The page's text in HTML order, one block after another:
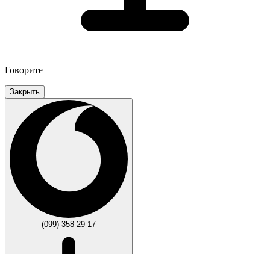
Говорите
Закрыть
(099) 358 29 17